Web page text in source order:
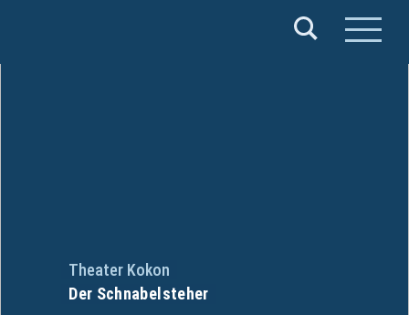
Theater Kokon
Der Schnabelsteher